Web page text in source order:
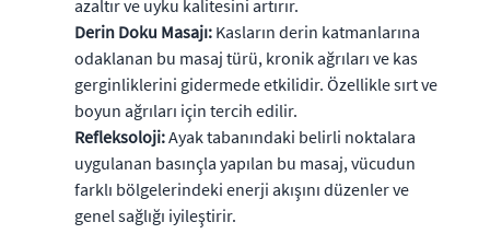
azaltır ve uyku kalitesini artırır.
Derin Doku Masajı: Kasların derin katmanlarına
odaklanan bu masaj türü, kronik ağrıları ve kas
gerginliklerini gidermede etkilidir. Özellikle sırt ve
boyun ağrıları için tercih edilir.
Refleksoloji:Ayak tabanındaki belirli noktalara
uygulanan basınçla yapılan bu masaj, vücudun
farklı bölgelerindeki enerji akışını düzenler ve
genel sağlığı iyileştirir.